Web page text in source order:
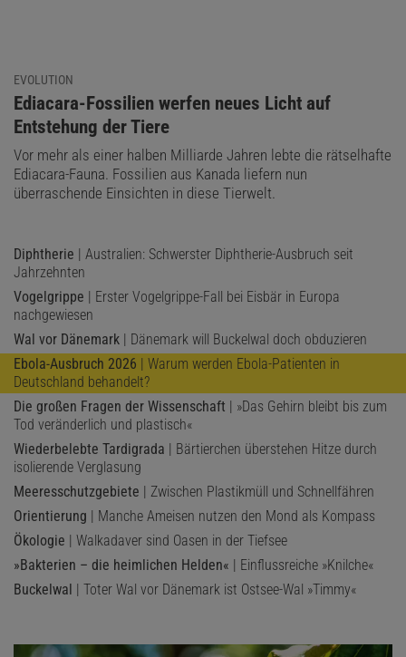
EVOLUTION
:
Ediacara-Fossilien werfen neues Licht auf
Entstehung der Tiere
Vor mehr als einer halben Milliarde Jahren lebte die rätselhafte
Ediacara-Fauna. Fossilien aus Kanada liefern nun
überraschende Einsichten in diese Tierwelt.
Diphtherie | Australien: Schwerster Diphtherie-Ausbruch seit
Jahrzehnten
Vogelgrippe | Erster Vogelgrippe-Fall bei Eisbär in Europa
nachgewiesen
Wal vor Dänemark | Dänemark will Buckelwal doch obduzieren
Ebola-Ausbruch 2026 | Warum werden Ebola-Patienten in
Deutschland behandelt?
Die großen Fragen der Wissenschaft | »Das Gehirn bleibt bis zum
Tod veränderlich und plastisch«
Wiederbelebte Tardigrada | Bärtierchen überstehen Hitze durch
isolierende Verglasung
Meeresschutzgebiete | Zwischen Plastikmüll und Schnellfähren
Orientierung | Manche Ameisen nutzen den Mond als Kompass
Ökologie | Walkadaver sind Oasen in der Tiefsee
»Bakterien – die heimlichen Helden« | Einflussreiche »Knilche«
Buckelwal | Toter Wal vor Dänemark ist Ostsee-Wal »Timmy«